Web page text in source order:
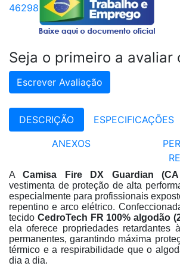
46298
Seja o primeiro a avaliar
Escrever Avaliação
DESCRIÇÃO ESPECIFICAÇÕES
ANEXOS
ACamisa Fire DX Guardian (CA
vestimenta de proteção de alta
especialmente para profissionais
repentino e arco elétrico.
tecido CedroTech FR 100% algodão (
ela oferece propriedades retardantes
permanentes, garantindo máxima
térmico e a respirabilidade que o
dia a dia.